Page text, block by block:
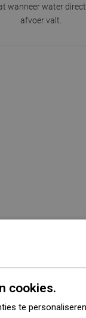
wanneer water
afvoer valt.
cookies.
te